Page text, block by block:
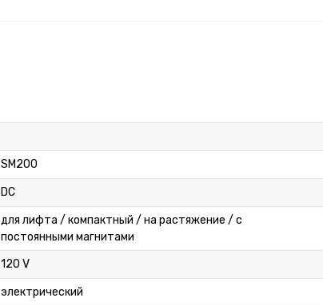
SM200
DC
для лифта / компактный / на растяжение / с
постоянными магнитами
120 V
электрический